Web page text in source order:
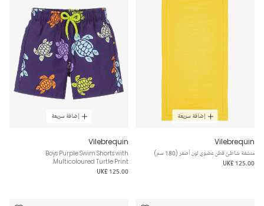
إضافة سريعة
Vilebrequin
منشفة شاطئ قطن عضوي لون أصفر (180 سم)
UK£ 125.00
إضافة سريعة
Vilebrequin
Boys Purple Swim Shorts with
Multicoloured Turtle Print
UK£ 125.00